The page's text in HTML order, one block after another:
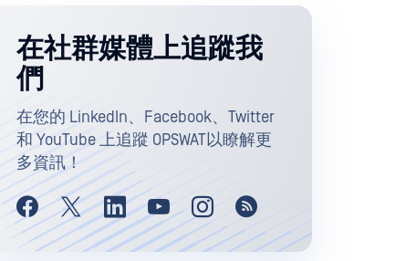
在社群媒體上追蹤我
們
在您的 LinkedIn、Facebook、Twitter
和 YouTube 上追蹤 OPSWAT以瞭解更
多資訊！